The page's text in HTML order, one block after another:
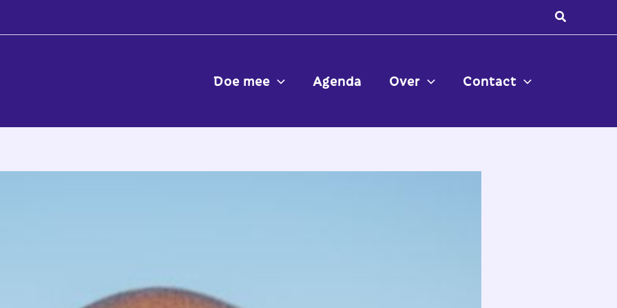
Zoeken
Doe mee Agenda Over Contact